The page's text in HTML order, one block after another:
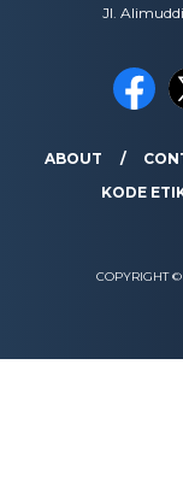
Jl.
ABOUT
KODE
COPYRIGHT